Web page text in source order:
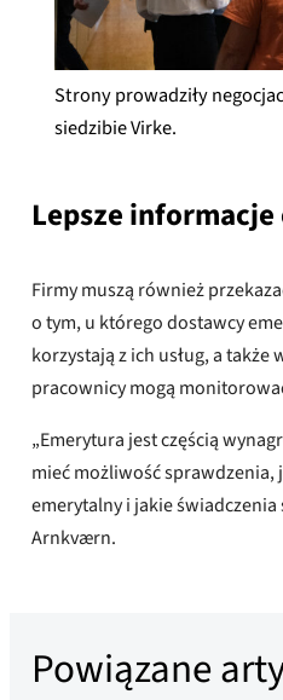
Strony prowadziły
siedzibie Virke.
Lepsze
Firmy muszą również
o tym, u którego dostawcy
korzystają z ich usług, a
pracownicy mogą
„Emerytura jest częścią
mieć możliwość sprawdzenia,
emerytalny i jakie świadczenia
Arnkværn.
Powiązane